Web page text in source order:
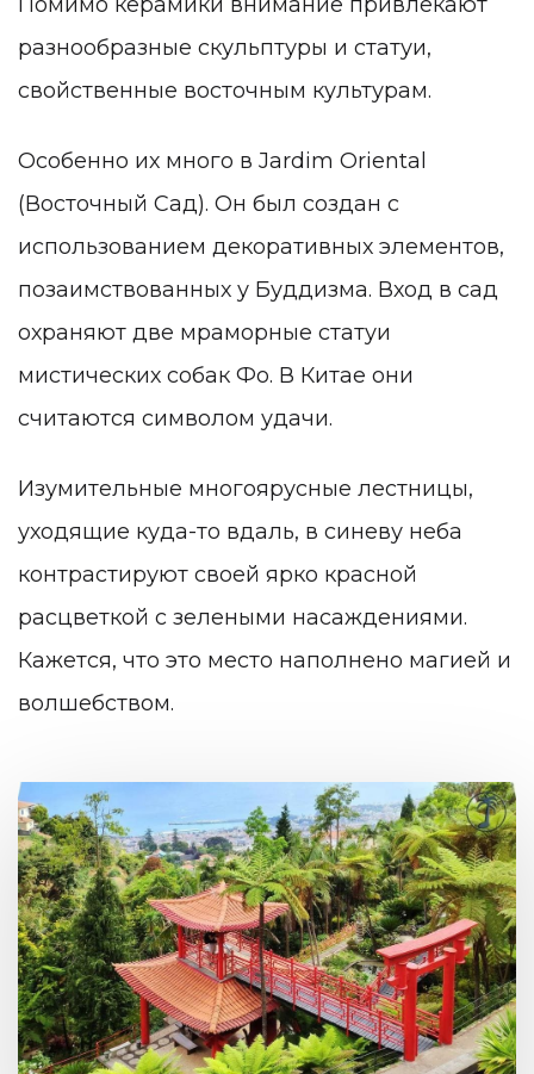
разнообразные скульптуры и статуи,
свойственные восточным культурам.
Особенно их много в Jardim Oriental
(Восточный Сад). Он был создан с
использованием декоративных элементов,
позаимствованных у Буддизма. Вход в сад
охраняют две мраморные статуи
мистических собак Фо. В Китае они
считаются символом удачи.
Изумительные многоярусные лестницы,
уходящие куда-то вдаль, в синеву неба
контрастируют своей ярко красной
расцветкой с зелеными насаждениями.
Кажется, что это место наполнено магией и
волшебством.